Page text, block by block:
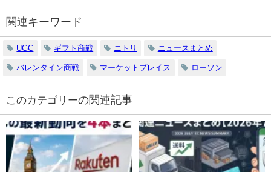
関連キーワード
UGC ギフト商戦 ニトリ ニュースまとめ
バレンタイン商戦 マーケットプレイス ローソン
の関連記事